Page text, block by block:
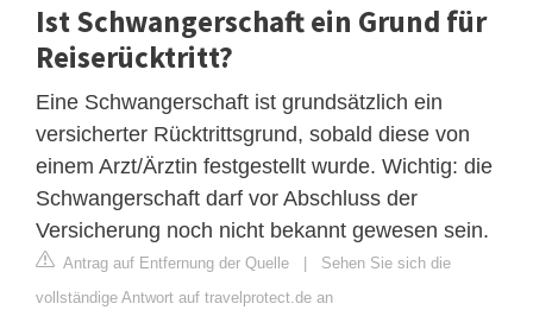
Ist Schwangerschaft ein Grund für
Reiserücktritt?
Eine Schwangerschaft ist grundsätzlich ein
versicherter Rücktrittsgrund, sobald diese von
einem Arzt/Ärztin festgestellt wurde. Wichtig: die
Schwangerschaft darf vor Abschluss der
Versicherung noch nicht bekannt gewesen sein.
Antrag auf Entfernung der Quelle | Sehen Sie sich die
vollständige Antwort auf travelprotect.de an